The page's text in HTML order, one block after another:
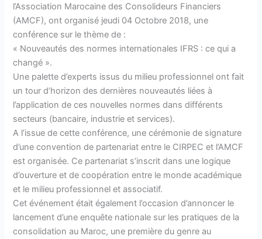
l’Association Marocaine des Consolideurs Financiers
(AMCF), ont organisé jeudi 04 Octobre 2018, une
conférence sur le thème de :
« Nouveautés des normes internationales IFRS : ce qui a
changé ».
Une palette d’experts issus du milieu professionnel ont fait
un tour d’horizon des dernières nouveautés liées à
l’application de ces nouvelles normes dans différents
secteurs (bancaire, industrie et services).
A l’issue de cette conférence, une cérémonie de signature
d’une convention de partenariat entre le CIRPEC et l’AMCF
est organisée. Ce partenariat s’inscrit dans une logique
d’ouverture et de coopération entre le monde académique
et le milieu professionnel et associatif.
Cet événement était également l’occasion d’annoncer le
lancement d’une enquête nationale sur les pratiques de la
consolidation au Maroc, une première du genre au